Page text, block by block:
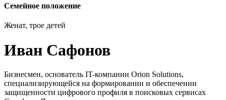
Семейное положение
Женат, трое детей
Иван Сафонов
Бизнесмен, основатель IT-компании Orion Solutions,
специализирующейся на формировании и обеспечении
защищенности цифрового профиля в поисковых сервисах